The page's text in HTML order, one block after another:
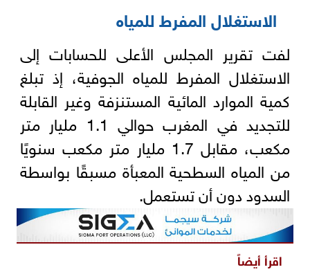
الاستغلال المفرط للمياه
لفت تقرير المجلس الأعلى للحسابات إلى
الاستغلال المفرط للمياه الجوفية، إذ تبلغ
كمية الموارد المائية المستنزفة وغير القابلة
للتجديد في المغرب حوالي 1.1 مليار متر
مكعب، مقابل 1.7 مليار متر مكعب سنويًا
من المياه السطحية المعبأة مسبقًا بواسطة
السدود دون أن تستعمل.
اقرأ أيضاً